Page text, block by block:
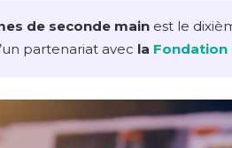
de seconde main est le
partenariat avec la Fondation